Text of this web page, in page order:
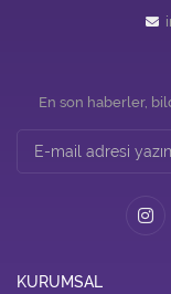
En son haberler,
KURUMSAL